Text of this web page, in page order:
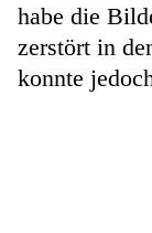
habe die
zerstört in
konnte